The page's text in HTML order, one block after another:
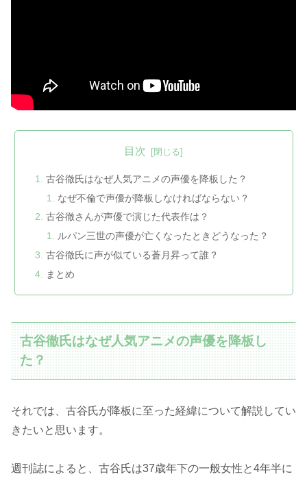
目次
古谷徹氏はなぜ人気アニメの声優を降板した？
なぜ不倫で声優が降板しなければならない？
古谷徹さんが声優で演じた代表作は？
ルパン三世の声優が亡くなったときどうなった？
古谷徹氏に声が似ている蒼月昇って誰？
まとめ
古谷徹氏はなぜ人気アニメの声優を降板し
た？
それでは、古谷氏が降板に至った経緯について解説してい
きたいと思います。
週刊誌によると、古谷氏は37歳年下の一般女性と4年半に